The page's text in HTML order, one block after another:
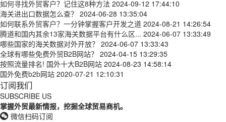
如何寻找外贸客户？记住这8种方法 2024-09-12 17:44:10
海关进出口数据怎么查？ 2024-06-28 13:35:04
如何联系外贸客户？一分钟掌握客户开发之道 2024-08-21 14:26:54
腾道和国内其余13家海关数据平台有什么区... 2024-06-07 13:33:49
哪些国家的海关数据对外开放？ 2024-06-07 13:33:43
全球有哪些免费外贸B2B网站？ 2024-04-15 13:29:35
按照流量排名! 国外十大B2B网站 2024-08-23 14:58:14
国外免费b2b网站 2020-07-21 12:10:31
订阅我们
SUBSCRIBE US
掌握外贸最新情报，挖掘全球贸易商机。
微信扫码订阅